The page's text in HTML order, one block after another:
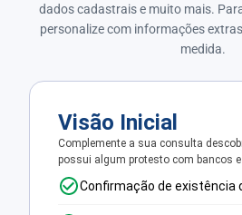
dados cadastrais e muito mais.
personalize com informações
medida.
Visão Inicial
Complemente a sua consulta
possui algum protesto com bancos
Confirmação de existência